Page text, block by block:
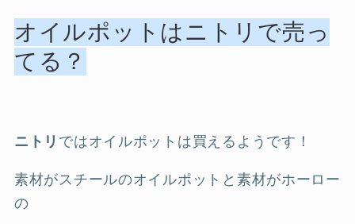
オイルポットはニトリで売っ
てる？
ニトリ ではオイルポットは買えるようです！
素材がスチールのオイルポットと素材がホーロー
の